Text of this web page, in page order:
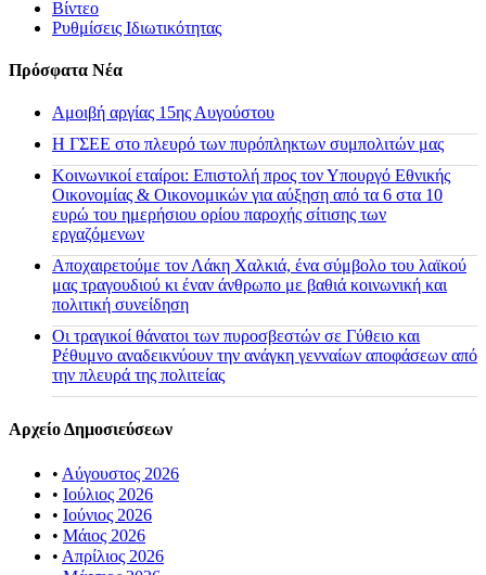
Βίντεο
Ρυθμίσεις Ιδιωτικότητας
Πρόσφατα Νέα
Αμοιβή αργίας 15ης Αυγούστου
H ΓΣΕΕ στο πλευρό των πυρόπληκτων συμπολιτών μας
Κοινωνικοί εταίροι: Επιστολή προς τον Υπουργό Εθνικής
Οικονομίας & Οικονομικών για αύξηση από τα 6 στα 10
ευρώ του ημερήσιου ορίου παροχής σίτισης των
εργαζόμενων
Αποχαιρετούμε τον Λάκη Χαλκιά, ένα σύμβολο του λαϊκού
μας τραγουδιού κι έναν άνθρωπο με βαθιά κοινωνική και
πολιτική συνείδηση
Οι τραγικοί θάνατοι των πυροσβεστών σε Γύθειο και
Ρέθυμνο αναδεικνύουν την ανάγκη γενναίων αποφάσεων από
την πλευρά της πολιτείας
Αρχείο Δημοσιεύσεων
• Αύγουστος 2026
• Ιούλιος 2026
• Ιούνιος 2026
• Μάιος 2026
• Απρίλιος 2026